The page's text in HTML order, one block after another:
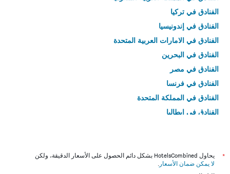
الفنادق في تركيا
الفنادق في إندونيسيا
الفنادق في الامارات العربية المتحدة
الفنادق في البحرين
الفنادق في مصر
الفنادق في فرنسا
الفنادق في المملكة المتحدة
الفنادق في إيطاليا
*
يحاول HotelsCombined بشكل دائم الحصول على الأسعار الدقيقة، ولكن
لا يمكن ضمان الأسعار .